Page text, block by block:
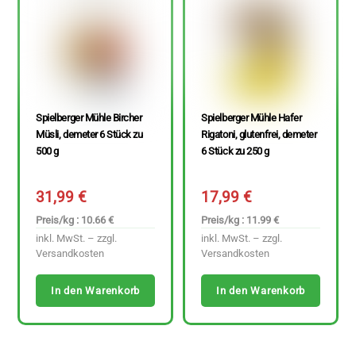
Spielberger Mühle Bircher
Müsli, demeter 6 Stück zu
500 g
31,99€
Preis/kg : 10.66 €
inkl. MwSt. – zzgl.
Versandkosten
In den Warenkorb
Spielberger Mühle Hafer
Rigatoni, glutenfrei, demeter
6 Stück zu 250 g
17,99€
Preis/kg : 11.99 €
inkl. MwSt. – zzgl.
Versandkosten
In den Warenkorb